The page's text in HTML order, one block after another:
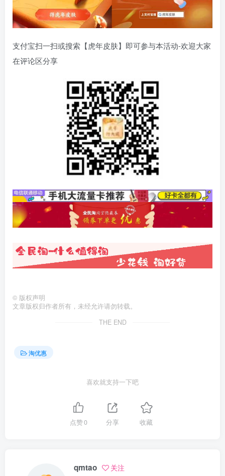
支付宝扫一扫或搜索【虎年皮肤】即可参与本活动-欢迎大家
在评论区分享
© 版权声明
文章版权归作者所有，未经允许请勿转载。
THE END
淘优惠
喜欢就支持一下吧
点赞0 分享 收藏
qmtao 关注